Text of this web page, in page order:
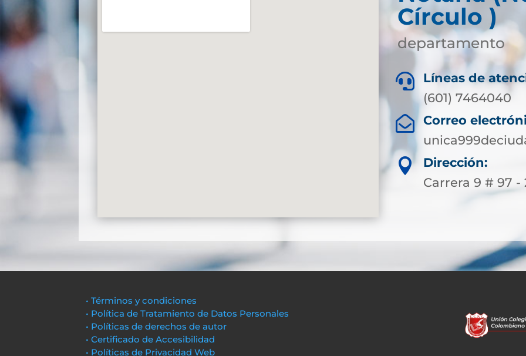
Círculo )
departamento

Líneas de
(601) 7464040

Correo

Dirección:
Carrera 9 # 97 -
• Términos y condiciones
• Política de Tratamiento de Datos Personales
• Políticas de derechos de autor
• Certificado de Accesibilidad
• Políticas de Privacidad Web